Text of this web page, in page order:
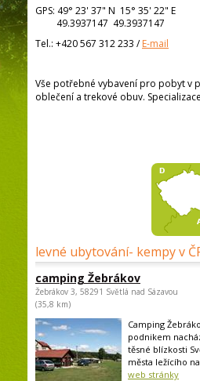
GPS: 49° 23' 37" N 15° 35' 22" E
49.3937147 49.3937147
Tel.: +420 567 312 233 /E-mail
Vše potřebné vybavení pro pobyt v
oblečení a trekové obuv.
levné ubytování- kempy v
camping Žebrákov
Žebrákov 3, 58291 Světlá nad Sázavou
(35,8 km)
Camping
podnikem
těsné blízkosti
města ležícího
web stránky